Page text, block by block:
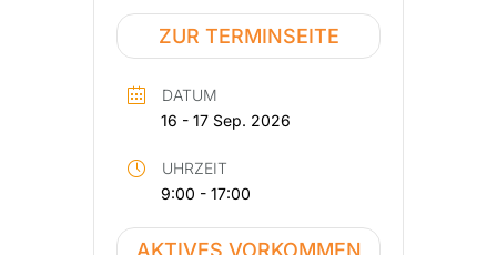
ZUR TERMINSEITE
DATUM
16 - 17 Sep. 2026
UHRZEIT
9:00 - 17:00
AKTIVES VORKOMMEN